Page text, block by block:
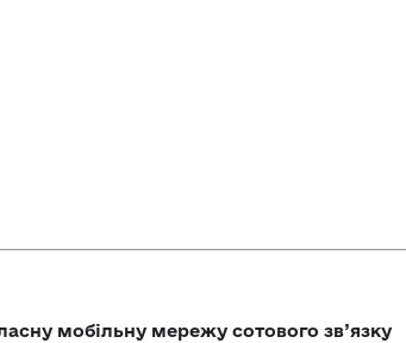
мобільну мережу сотового зв’язку